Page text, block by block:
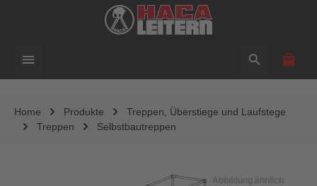
Home Produkte
Treppen, Überstiege und Laufstege
Treppen
Selbstbautreppen
Abbildung ähnlich